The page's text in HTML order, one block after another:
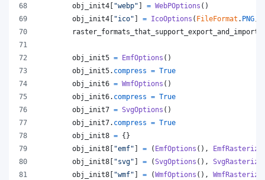
obj_init4 [ "webp" ] = WebPOptions ()
obj_init4 [ "ico" ] = IcoOptions ( FileFormat . PNG
raster_formats_that_support_export_and_import
obj_init5 = EmfOptions ()
obj_init5. compress = True
obj_init6 = WmfOptions ()
obj_init6. compress = True
obj_init7 = SvgOptions ()
obj_init7. compress = True
obj_init8 = {}
obj_init8 [ "emf" ] = ( EmfOptions (),
obj_init8 [ "svg" ] = (SvgOptions (),
obj_init8 [ "wmf" ] = (WmfOptions (),